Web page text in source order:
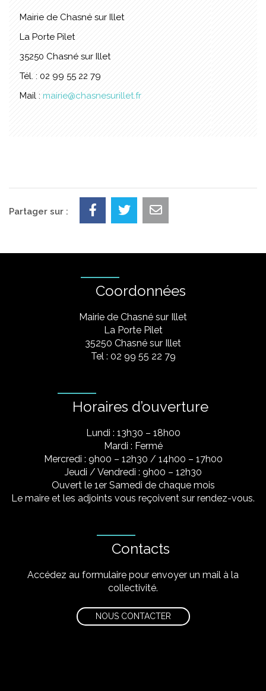
Mairie de Chasné sur Illet
La Porte Pilet
35250 Chasné sur Illet
Tél. : 02 99 55 22 79
Mail : mairie@chasnesurillet.fr
Partager sur :
Coordonnées
Mairie de Chasné sur Illet
La Porte Pilet
35250 Chasné sur Illet
Tel : 02 99 55 22 79
Horaires d’ouverture
Lundi : 13h30 – 18h00
Mardi : Fermé
Mercredi : 9h00 – 12h30 / 14h00 – 17h00
Jeudi / Vendredi : 9h00 – 12h30
Ouvert le 1er Samedi de chaque mois
Le maire et les adjoints vous reçoivent sur rendez-vous.
Contacts
Accédez au formulaire pour envoyer un mail à la
collectivité.
NOUS CONTACTER